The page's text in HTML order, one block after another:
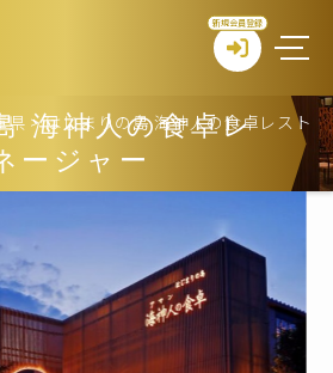
新規会員登録
海神人の食卓レ
ージャー
県 >はじまりの島 海神人の食卓レスト